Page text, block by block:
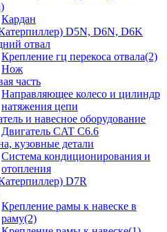
Кардан
D5N, D6N, D6K
отвал
Крепление гц перекоса отвала(2)
Нож
часть
Направляющее колесо и цилиндр
натяжения цепи
и навесное оборудование
Двигатель CAT C6.6
кузовные детали
Система кондиционирования и
отопления
D7R
Крепление рамы к навеске в
раму(2)